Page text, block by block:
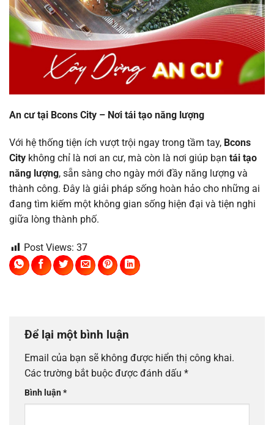
An cư tại Bcons City – Nơi tái tạo năng lượng
Với hệ thống tiện ích vượt trội ngay trong tầm tay, Bcons
City không chỉ là nơi an cư, mà còn là nơi giúp bạn tái tạo
năng lượng, sẵn sàng cho ngày mới đầy năng lượng và
thành công. Đây là giải pháp sống hoàn hảo cho những ai
đang tìm kiếm một không gian sống hiện đại và tiện nghi
giữa lòng thành phố.
Post Views: 37
Để lại một bình luận
Email của bạn sẽ không được hiển thị công khai.
Các trường bắt buộc được đánh dấu *
Bình luận*